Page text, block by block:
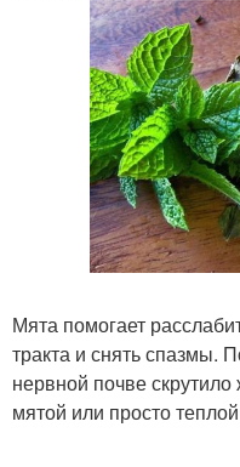
Мята помогает
тракта и снять спазмы.
нервной почве
мятой или просто